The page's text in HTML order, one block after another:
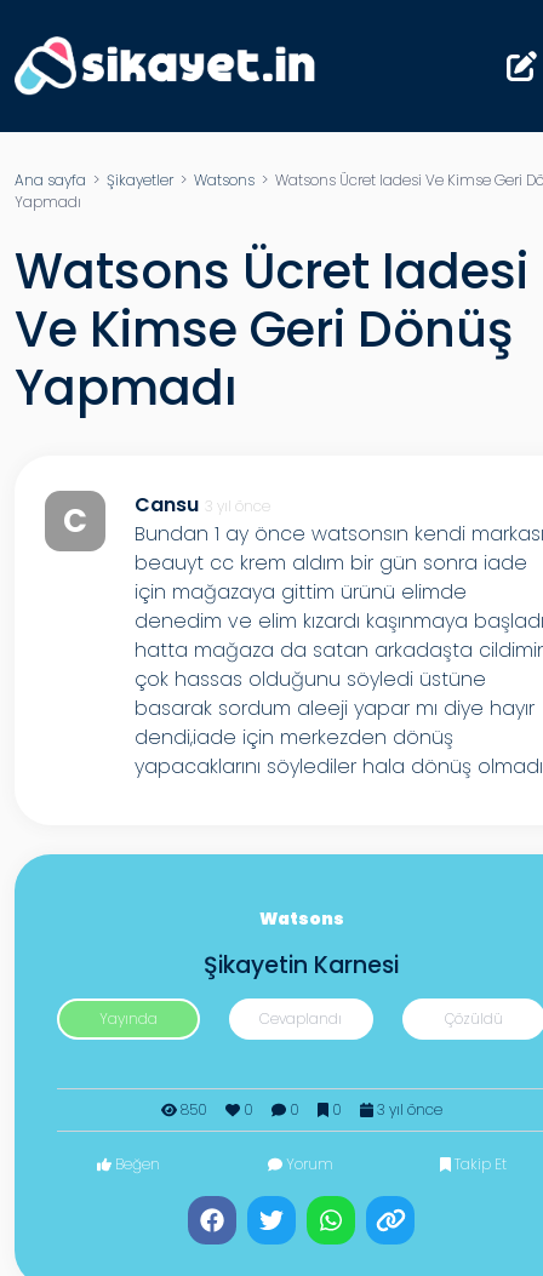
Ana sayfa > Şikayetler> Watsons > Watsons Ücret Iadesi Ve Kimse Geri
Yapmadı
Watsons Ücret Iadesi
Ve Kimse Geri Dönüş
Yapmadı
C Cansu 3 yıl önce
Bundan 1 ay önce watsonsın kendi
beauyt cc krem aldım bir gün sonra iade
için mağazaya gittim ürünü elimde
denedim ve elim kızardı kaşınmaya
hatta mağaza da satan arkadaşta
çok hassas olduğunu söyledi üstüne
basarak sordum aleeji yapar mı diye hayır
dendi,iade için merkezden dönüş
yapacaklarını söylediler hala dönüş olmadı
Watsons
Şikayetin Karnesi
Yayında Cevaplandı Çözüldü
850 0 0 0 3 yıl önce
Beğen Yorum Takip Et